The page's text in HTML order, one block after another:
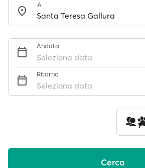
A
Andata
Seleziona data
Ritorno
Seleziona data
1
Cerca